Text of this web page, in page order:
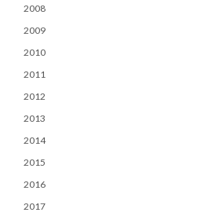
2008
2009
2010
2011
2012
2013
2014
2015
2016
2017